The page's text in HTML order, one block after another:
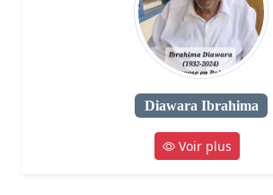
Diawara Ibrahima
Voir plus